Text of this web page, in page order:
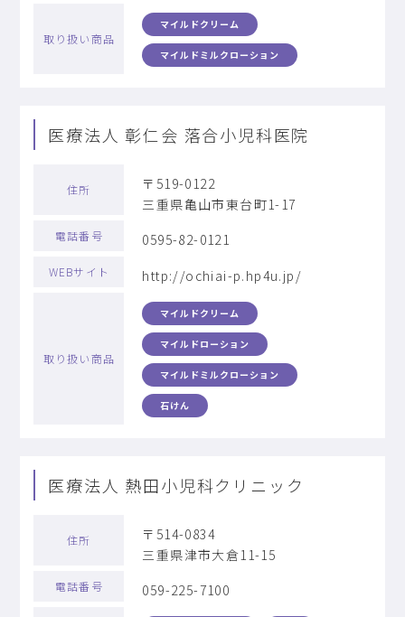
取り扱い商品
マイルドクリーム
マイルドミルクローション
医療法人 彰仁会 落合小児科医院
住所
〒519-0122
三重県亀山市東台町1-17
電話番号 0595-82-0121
WEBサイト http://ochiai-p.hp4u.jp/
取り扱い商品
マイルドクリーム
マイルドローション
マイルドミルクローション
石けん
医療法人 熱田小児科クリニック
住所
〒514-0834
三重県津市大倉11-15
電話番号 059-225-7100